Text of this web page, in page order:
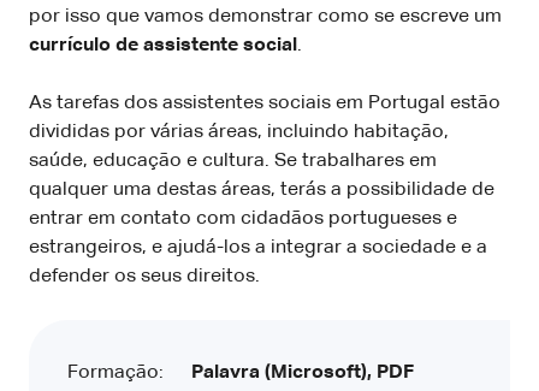
por isso que vamos demonstrar como se escreve um
currículo de assistente social.
As tarefas dos assistentes sociais em Portugal estão
divididas por várias áreas, incluindo habitação,
saúde, educação e cultura. Se trabalhares em
qualquer uma destas áreas, terás a possibilidade de
entrar em contato com cidadãos portugueses e
estrangeiros, e ajudá-los a integrar a sociedade e a
defender os seus direitos.
Formação:
Palavra (Microsoft), PDF